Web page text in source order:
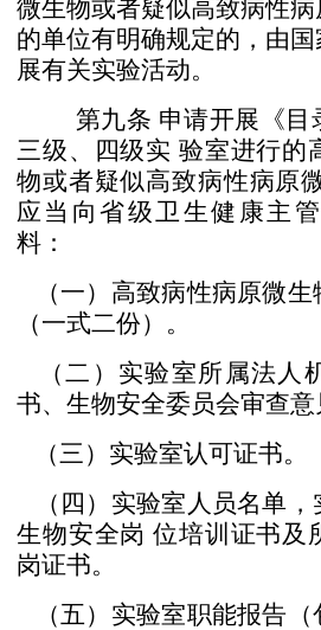
微生物或者疑似高致病性
的单位有明确规定的，由国
展有关实验活动。
第九条 申请开展《目
三级、四级实 验室进行的
物或者疑似高致病性病原
应当向省级卫生健康主
料：
（一）高致病性病原微生
（一式二份）。
（二）实验室所属法人
书、生物安全委员会审查意
（三）实验室认可证书。
（四）实验室人员名单，
生物安全岗位培训证书及
岗证书。
（五）实验室职能报告（